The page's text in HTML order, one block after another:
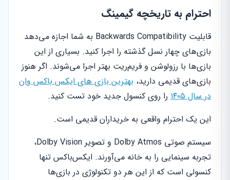
احترام به تاریخچه گیمینگ
قابلیت Backwards Compatibility به شما اجازه می‌دهد
بازی‌های چهار نسل گذشته را اجرا کنید. بسیاری از این
بازی‌ها با رزولوشن و فریم‌ریت بهتر اجرا می‌شوند. اگر هنوز
بازی‌های قدیمی دارید، بهترین بازی های ایکس باکس وان
در سال ۱۴۰۵
را روی کنسول جدید خود تست کنید.
این یک احترام واقعی به خریداران قدیمی است.
سیستم صوتی Dolby Atmos و تصویر Dolby Vision،
تجربه سینمایی را به خانه می‌آورند. ایکس‌باکس تنها
کنسولی است که از این هر دو تکنولوژی در بازی‌ها